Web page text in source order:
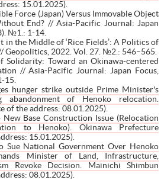
15.01.2025).
Force (Japan) Versus Immovable Object
End? // Asia-Pacific Journal: Japan
№1.: 1-14.
in the Middle of ‘Rice Fields’: A Politics of
Geopolitics, 2022. Vol. 27. №2.: 546–565.
Solidarity: Toward an Okinawa-centered
// Asia-Pacific Journal: Japan Focus,
15.
hunger strike outside Prime Minister's
abandonment of Henoko relocation.
of the address: 08.01.2025).
Base Construction Issue (Relocation
to Henoko). Okinawa Prefecture
15.01.2025).
Sue National Government Over Henoko
Minister of Land, Infrastructure,
Revoke Decision. Mainichi Shimbun
08.01.2025).